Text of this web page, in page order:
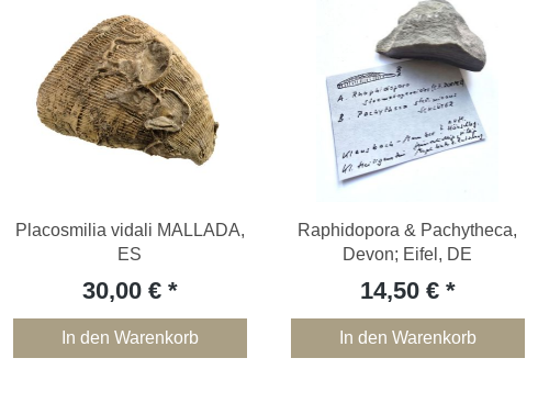
Placosmilia vidali MALLADA,
ES
30,00 €
In den Warenkorb
Raphidopora & Pachytheca,
Devon; Eifel, DE
14,50 €
In den Warenkorb